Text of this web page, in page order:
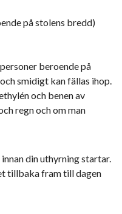
på stolens bredd)
beroende på
smidigt kan fällas ihop.
och benen av
regn och om man
din uthyrning startar.
tillbaka fram till dagen